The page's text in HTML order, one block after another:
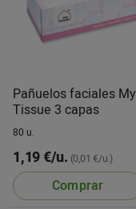
Pañuelos faciales My
Tissue 3 capas
80 u.
1,19 €/u. (0,01 €/u.)
Comprar